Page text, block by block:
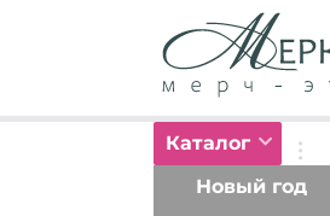
Каталог
Новый год